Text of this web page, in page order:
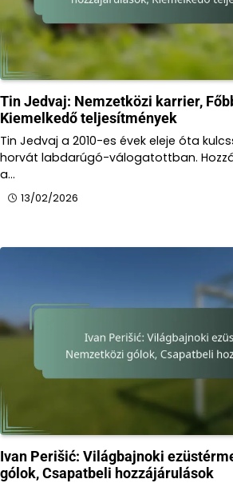
Tin Jedvaj: Nemzetközi karrier,
Kiemelkedő teljesítmények
Tin Jedvaj a 2010-es évek eleje óta
horvát labdarúgó-válogatottban.
a…
13/02/2026
Ivan Perišić: Világbajnoki
gólok, Csapatbeli hozzájárulások